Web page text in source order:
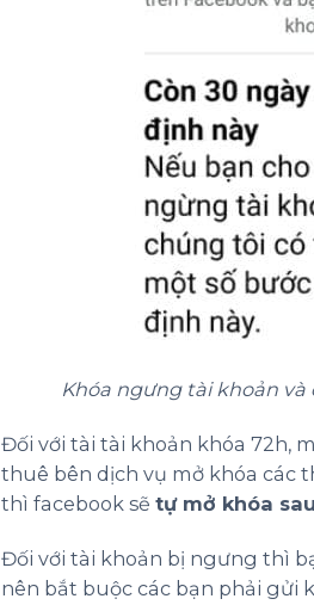
Khóa ngưng tài khoản và
Đối với tài tài khoản khóa 72h,
thuê bên dịch vụ mở khóa các
thì facebook sẽ tự mở khóa
Đối với tài khoản bị ngưng thì
nên bắt buộc các bạn phải gửi